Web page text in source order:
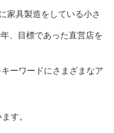
家具製造をしている小さ
、目標であった直営店を
ーワードにさまざまなア
す。